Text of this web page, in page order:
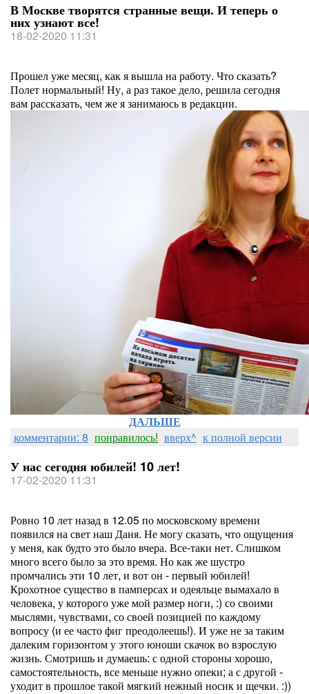
В Москве творятся странные вещи. И теперь о
них узнают все!
18-02-2020 11:31
Прошел уже месяц, как я вышла на работу. Что сказать?
Полет нормальный! Ну, а раз такое дело, решила сегодня
вам рассказать, чем же я занимаюсь в редакции.
ДАЛЬШЕ
комментарии: 8 понравилось! вверх^ к полной версии
У нас сегодня юбилей! 10 лет!
17-02-2020 11:31
Ровно 10 лет назад в 12.05 по московскому времени
появился на свет наш Даня. Не могу сказать, что ощущения
у меня, как будто это было вчера. Все-таки нет. Слишком
много всего было за это время. Но как же шустро
промчались эти 10 лет, и вот он - первый юбилей!
Крохотное существо в памперсах и одеяльце вымахало в
человека, у которого уже мой размер ноги, :) со своими
мыслями, чувствами, со своей позицией по каждому
вопросу (и ее часто фиг преодолеешь!). И уже не за таким
далеким горизонтом у этого юноши скачок во взрослую
жизнь. Смотришь и думаешь: с одной стороны хорошо,
самостоятельность, все меньше нужно опеки; а с другой -
уходит в прошлое такой мягкий нежный носик и щечки. :))